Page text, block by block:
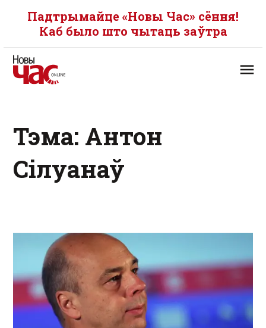
Падтрымайце «Новы Час» сёння!
Каб было што чытаць заўтра
Тэма: Антон
Сілуанаў